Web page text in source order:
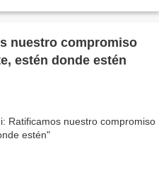
nuestro compromiso
estén donde estén